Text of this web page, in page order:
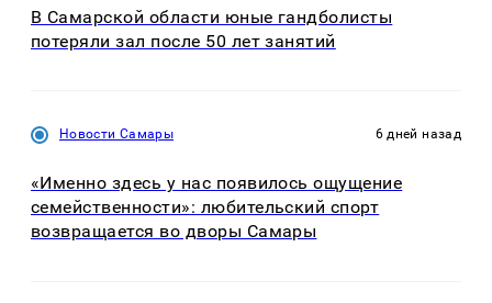
В Самарской области юные гандболисты
потеряли зал после 50 лет занятий
Новости Самары 6 дней назад
«Именно здесь у нас появилось ощущение
семейственности»: любительский спорт
возвращается во дворы Самары